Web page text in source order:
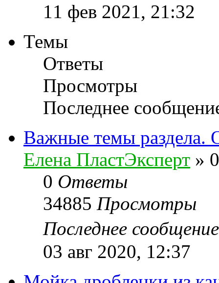
11 фев 2021, 21:32
Темы
Ответы
Просмотры
Последнее
Важные темы раздела.
Елена ПластЭксперт »
0 Ответы
34885 Просмотры
Последнее
03 авг 2020, 12:37